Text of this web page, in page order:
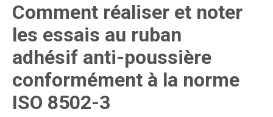
Comment réaliser et noter
les essais au ruban
adhésif anti-poussière
conformément à la norme
ISO 8502-3